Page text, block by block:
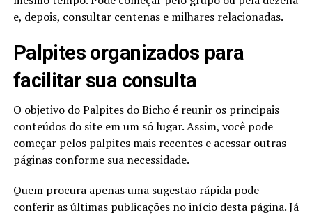
e, depois, consultar centenas e milhares relacionadas.
Palpites organizados para
facilitar sua consulta
O objetivo do Palpites do Bicho é reunir os principais
conteúdos do site em um só lugar. Assim, você pode
começar pelos palpites mais recentes e acessar outras
páginas conforme sua necessidade.
Quem procura apenas uma sugestão rápida pode
conferir as últimas publicações no início desta página. Já